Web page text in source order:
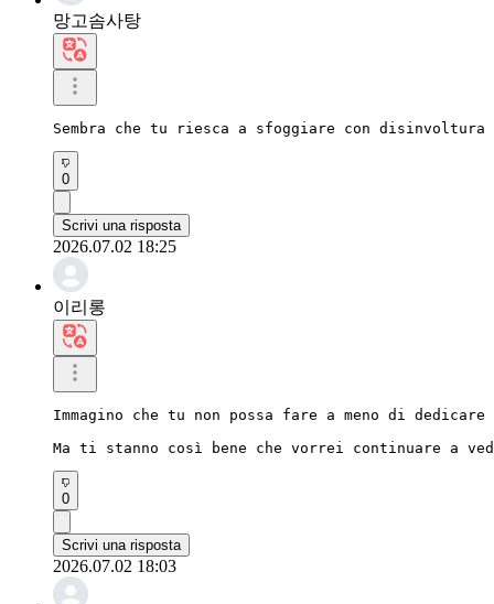
망고솜사탕
Sembra che tu riesca a sfoggiare con
0
Scrivi una risposta
2026.07.02 18:25
이리롱
Immagino che tu non possa fare a meno di
Ma ti stanno così bene che vorrei continuare a
0
Scrivi una risposta
2026.07.02 18:03